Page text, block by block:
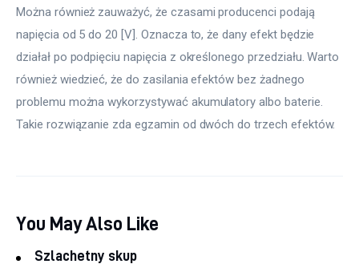
Można również zauważyć, że czasami producenci podają
napięcia od 5 do 20 [V]. Oznacza to, że dany efekt będzie
działał po podpięciu napięcia z określonego przedziału. Warto
również wiedzieć, że do zasilania efektów bez żadnego
problemu można wykorzystywać akumulatory albo baterie.
Takie rozwiązanie zda egzamin od dwóch do trzech efektów.
You May Also Like
Szlachetny skup